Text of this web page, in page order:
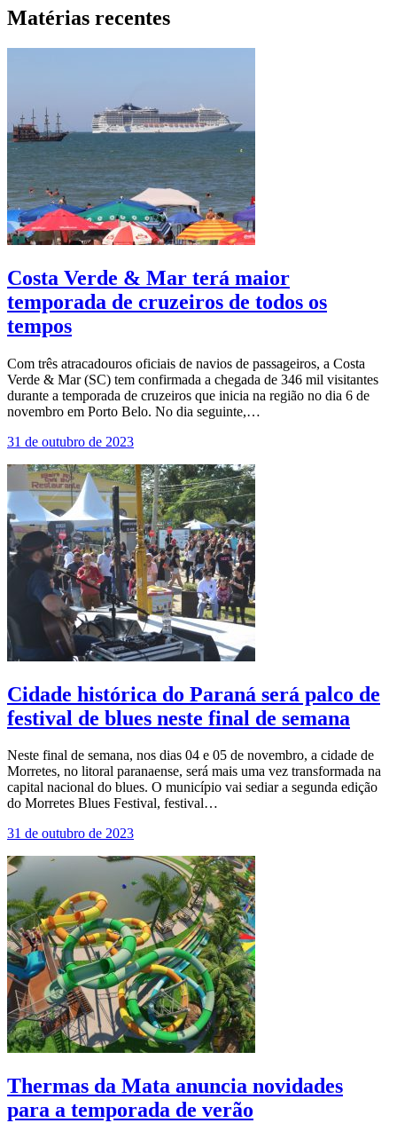
Matérias recentes
Costa Verde & Mar terá maior
temporada de cruzeiros de todos os
tempos
Com três atracadouros oficiais de navios de passageiros, a Costa
Verde & Mar (SC) tem confirmada a chegada de 346 mil visitantes
durante a temporada de cruzeiros que inicia na região no dia 6 de
novembro em Porto Belo. No dia seguinte,…
31 de outubro de 2023
Cidade histórica do Paraná será palco de
festival de blues neste final de semana
Neste final de semana, nos dias 04 e 05 de novembro, a cidade de
Morretes, no litoral paranaense, será mais uma vez transformada na
capital nacional do blues. O município vai sediar a segunda edição
do Morretes Blues Festival, festival…
31 de outubro de 2023
Thermas da Mata anuncia novidades
para a temporada de verão